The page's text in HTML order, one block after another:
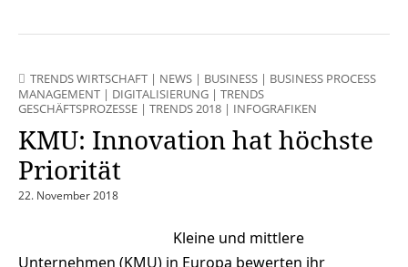
TRENDS WIRTSCHAFT | NEWS | BUSINESS | BUSINESS PROCESS
MANAGEMENT | DIGITALISIERUNG | TRENDS
GESCHÄFTSPROZESSE | TRENDS 2018 | INFOGRAFIKEN
KMU: Innovation hat höchste
Priorität
22. November 2018
Kleine und mittlere
Unternehmen (KMU) in Europa bewerten ihr